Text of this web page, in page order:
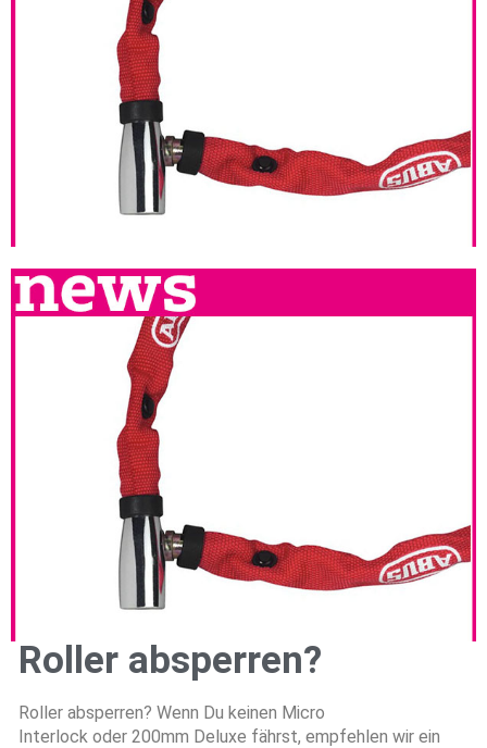
Roller absperren?
Roller absperren? Wenn Du keinen Micro
Interlock oder 200mm Deluxe fährst, empfehlen wir ein